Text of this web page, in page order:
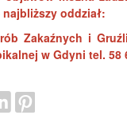
oddział:
Zakaźnych i
w Gdyni tel. 58